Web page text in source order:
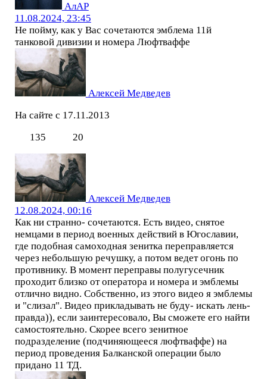
АлАР
11.08.2024, 23:45
Не пойму, как у Вас сочетаются эмблема 11й
танковой дивизии и номера Люфтваффе
Алексей Медведев
На сайте с 17.11.2013
135
20
Алексей Медведев
12.08.2024, 00:16
Как ни странно- сочетаются. Есть видео, снятое
немцами в период военных действий в Югославии,
где подобная самоходная зенитка переправляется
через небольшую речушку, а потом ведет огонь по
противнику. В момент переправы полугусечник
проходит близко от оператора и номера и эмблемы
отлично видно. Собственно, из этого видео я эмблемы
и "слизал". Видео прикладывать не буду- искать лень-
правда)), если заинтересовало, Вы сможете его найти
самостоятельно. Скорее всего зенитное
подразделение (подчиняющееся люфтваффе) на
период проведения Балканской операции было
придано 11 ТД.